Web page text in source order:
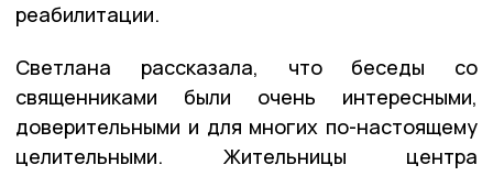
реабилитации.
Светлана рассказала, что беседы со
священниками были очень интересными,
доверительными и для многих по-настоящему
целительными. Жительницы центра